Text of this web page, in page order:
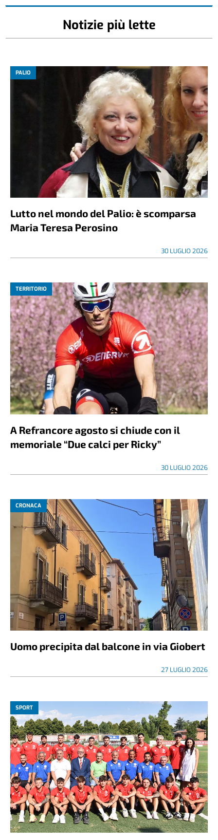
Notizie più lette
PALIO
Lutto nel mondo del Palio: è scomparsa
Maria Teresa Perosino
30 LUGLIO 2026
TERRITORIO
A Refrancore agosto si chiude con il
memoriale “Due calci per Ricky”
30 LUGLIO 2026
CRONACA
Uomo precipita dal balcone in via Giobert
27 LUGLIO 2026
SPORT